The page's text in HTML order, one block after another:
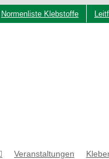
Normenliste Klebstoffe
Veranstaltungen